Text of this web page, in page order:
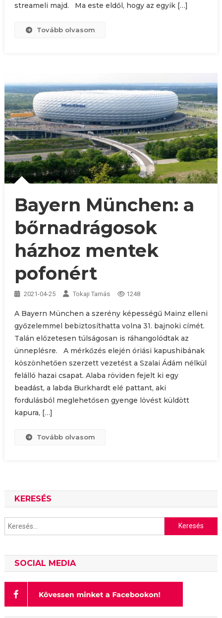
streameli majd. Ma este eldől, hogy az egyik […]
Tovább olvasom
Bayern München: a
bőrnadrágosok
házhoz mentek
pofonért
2021-04-25 Tokaji Tamás 1248
A Bayern München a szerény képességű Mainz elleni
győzelemmel bebiztosíthatta volna 31. bajnoki címét.
Talán előzetesen túlságosan is ráhangolódtak az
ünneplésre. A mérkőzés elején óriási kapushibának
köszönhetően szerzett vezetést a Szalai Ádám nélkül
felálló hazai csapat. Alaba röviden fejelt ki egy
beadást, a labda Burkhardt elé pattant, aki
fordulásból meglehetősen gyenge lövést küldött
kapura, […]
Tovább olvasom
KERESÉS
Keresés:
SOCIAL MEDIA